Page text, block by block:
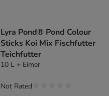
Lyra Pond® Pond Colour
Sticks Koi Mix Fischfutter
Teichfutter
10 L + Eimer
Not Rated